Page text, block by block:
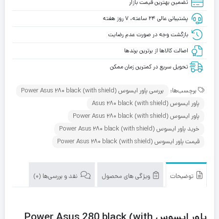
تضمین بهترین قیمت بازار
پشتیبانی عالی ۲۴ ساعته، ۷ روز هفته
بازگشت وجه در صورت عدم رضایت
اصالت کالاها از برترین برندها
تحویل سریع در کمترین زمان ممکن
برچسب‌ها:
بررسی پاور ایسوس Power Asus 280 black (with shield)
پاور ایسوس Asus 280 black (with shield)
پاور ایسوس Power Asus 280 black (with shield)
خرید پاور ایسوس Power Asus 280 black (with shield)
قیمت پاور ایسوس Power Asus 280 black (with shield)
توضیحات ویژگی های محصول نقد و بررسی‌ها (0)